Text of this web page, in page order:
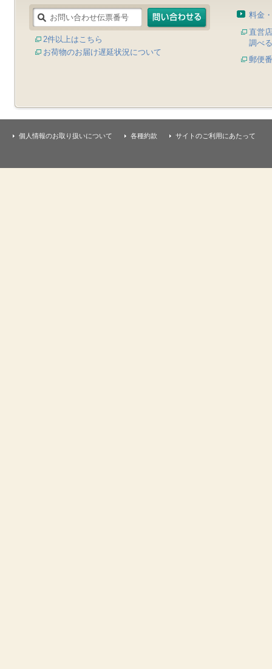
2件以上はこちら
お荷物のお届け遅延状況について
料金
直営
調べる
郵便
個人情報のお取り扱いについて 各種約款 サイトのご利用にあたって